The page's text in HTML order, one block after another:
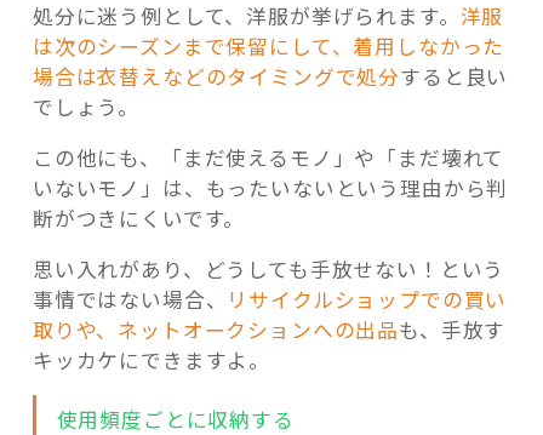
処分に迷う例として、洋服が挙げられます。 洋服
は次のシーズンまで保留にして、着用しなかった
場合は衣替えなどのタイミングで処分すると良い
でしょう。
この他にも、「まだ使えるモノ」や「まだ壊れて
いないモノ」は、もったいないという理由から判
断がつきにくいです。
思い入れがあり、どうしても手放せない！という
事情ではない場合、
リサイクルショップでの買い
取りや、ネットオークションへの出品も、手放す
キッカケにできますよ。
使用頻度ごとに収納する